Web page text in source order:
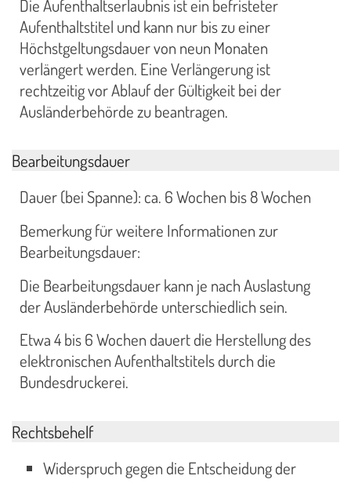
Die Aufenthaltserlaubnis ist ein befristeter
Aufenthaltstitel und kann nur bis zu einer
Höchstgeltungsdauer von neun Monaten
verlängert werden. Eine Verlängerung ist
rechtzeitig vor Ablauf der Gültigkeit bei der
Ausländerbehörde zu beantragen.
Bearbeitungsdauer
Dauer (bei Spanne): ca. 6 Wochen bis 8 Wochen
Bemerkung für weitere Informationen zur
Bearbeitungsdauer:
Die Bearbeitungsdauer kann je nach Auslastung
der Ausländerbehörde unterschiedlich sein.
Etwa 4 bis 6 Wochen dauert die Herstellung des
elektronischen Aufenthaltstitels durch die
Bundesdruckerei.
Rechtsbehelf
Widerspruch gegen die Entscheidung der